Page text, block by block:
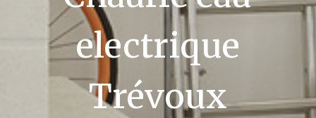
electrique
Trévoux